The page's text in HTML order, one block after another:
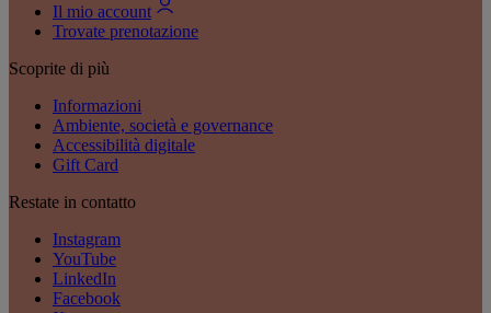
Il mio account
Trovate prenotazione
Scoprite di più
Informazioni
Ambiente, società e governance
Accessibilità digitale
Gift Card
Restate in contatto
Instagram
YouTube
LinkedIn
Facebook